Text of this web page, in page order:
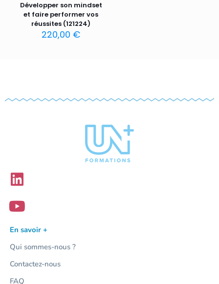
Développer son mindset
et faire performer vos
réussites (121224)
220,00 €
En savoir +
Qui sommes-nous ?
Contactez-nous
FAQ